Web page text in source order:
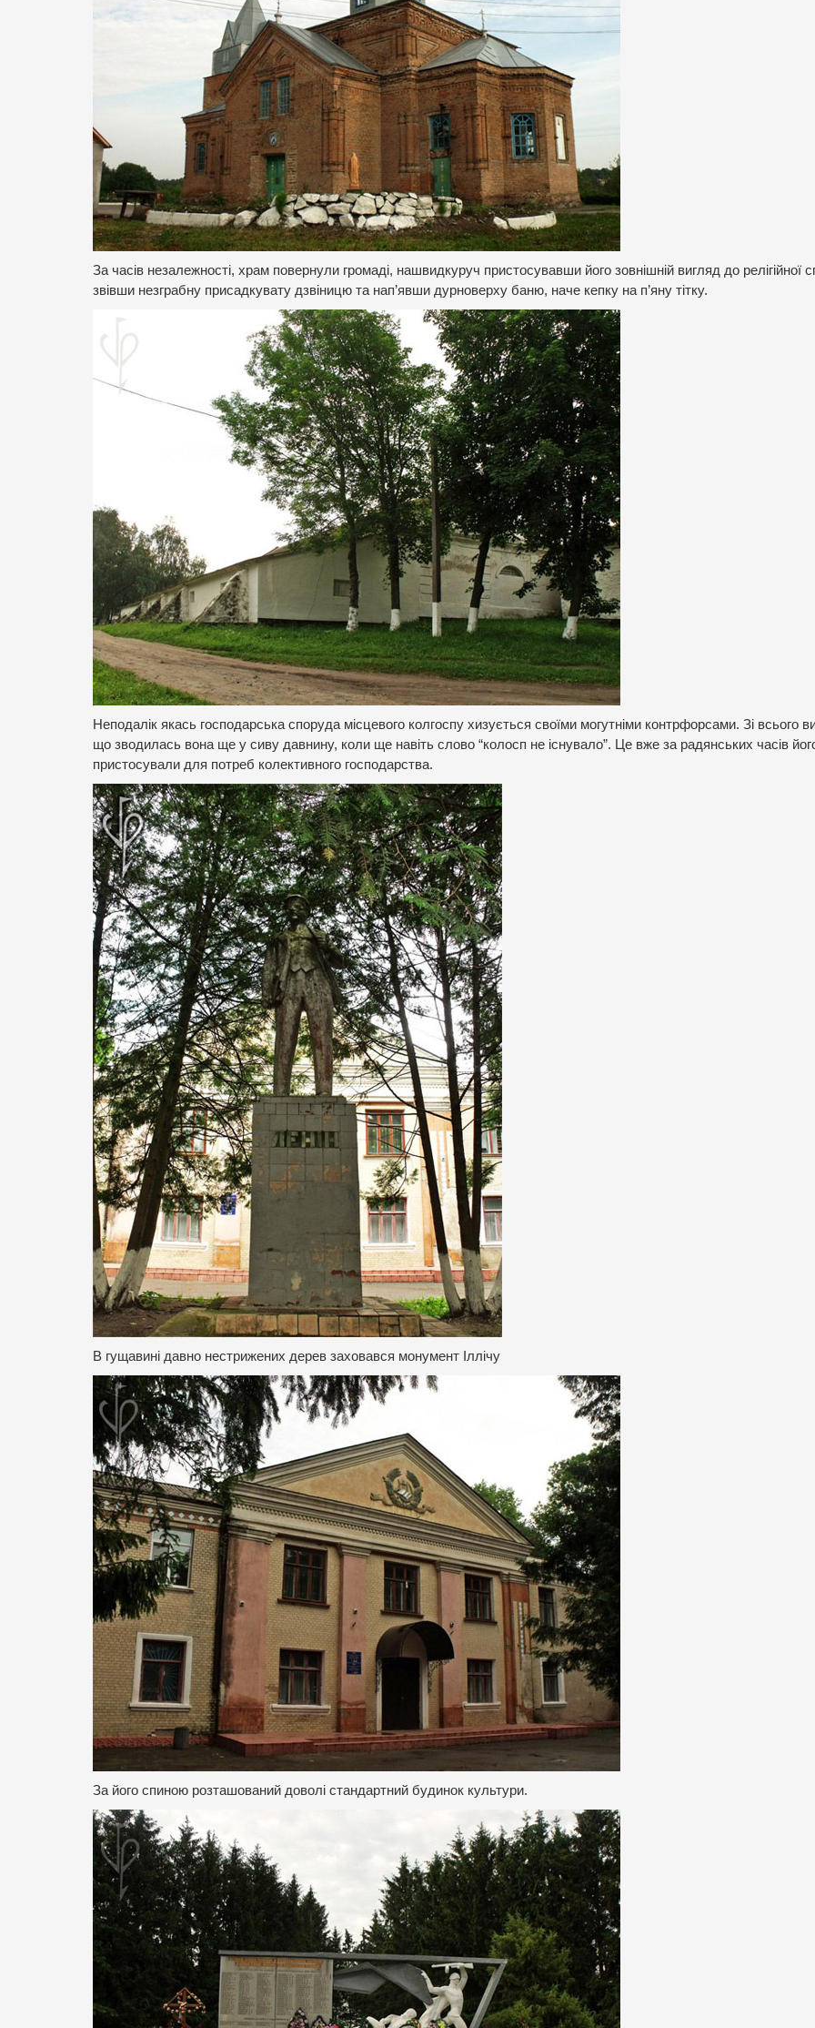
За часів незалежності, храм повернули громаді, нашвидкуруч пристосувавши його зовнішній вигляд до релігійної
звівши незграбну присадкувату дзвіницю та нап’явши дурноверху баню, наче кепку на п’яну тітку.
Неподалік якась господарська споруда місцевого колгоспу хизується своїми могутніми контрфорсами. Зі всього
що зводилась вона ще у сиву давнину, коли ще навіть слово “колосп не існувало”. Це вже за радянських часів
пристосували для потреб колективного господарства.
В гущавині давно нестрижених дерев заховався монумент Іллічу
За його спиною розташований доволі стандартний будинок культури.